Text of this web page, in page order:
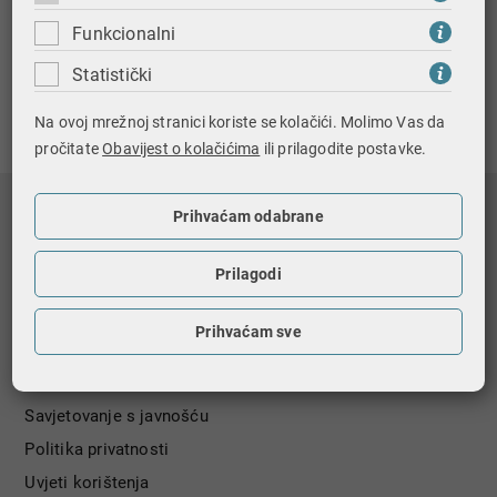
Ispiši stranicu
Registri i baze podataka
GDPR - zaštita osobnih podataka
Pravo na pristup informacijama
Savjetovanje s javnošću
Politika privatnosti
Uvjeti korištenja
Funkcionalni
Statistički
Na ovoj mrežnoj stranici koriste se kolačići. Molimo Vas da
pročitateObavijest o kolačićima ili prilagodite postavke.
Prihvaćam odabrane
Prilagodi
Prihvaćam sve